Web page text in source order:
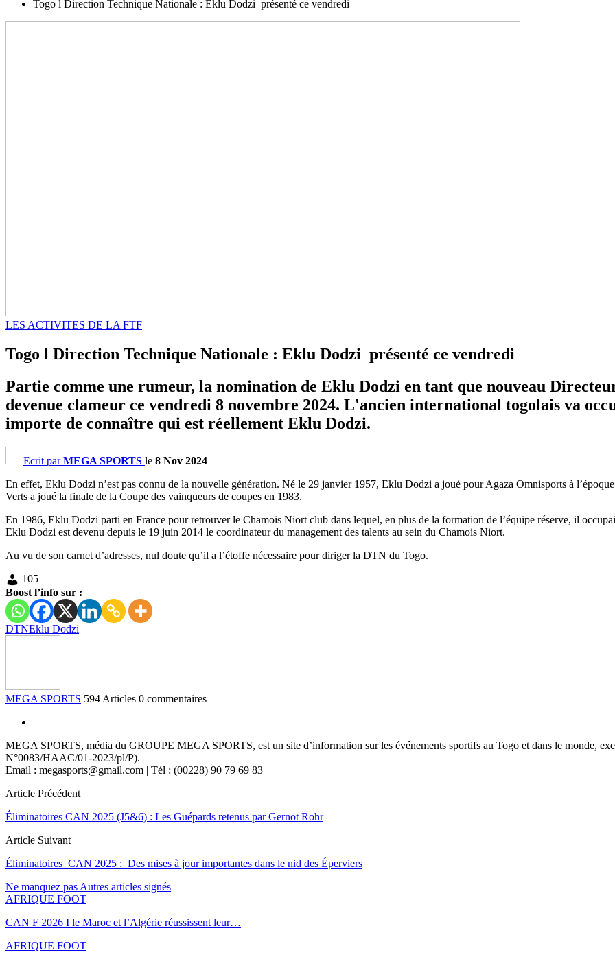
Togo l Direction Technique Nationale : Eklu Dodzi présenté ce vendredi
LES ACTIVITES DE LA FTF
Togo l Direction Technique Nationale : Eklu Dodzi présenté ce vendredi
Partie comme une rumeur, la nomination de Eklu Dodzi en tant que nouveau
devenue clameur ce vendredi 8 novembre 2024. L'ancien international togolais va
importe de connaître qui est réellement Eklu Dodzi.
Ecrit parMEGA SPORTS le 8 Nov 2024
En effet, Eklu Dodzi n’est pas connu de la nouvelle génération. Né le 29 janvier 1957, Eklu Dodzi a joué pour Agaza Omnisports à
Verts a joué la finale de la Coupe des vainqueurs de coupes en 1983.
En 1986, Eklu Dodzi parti en France pour retrouver le Chamois Niort club dans lequel, en plus de la formation de l’équipe réserve, il
Eklu Dodzi est devenu depuis le 19 juin 2014 le coordinateur du management des talents au sein du Chamois Niort.
Au vu de son carnet d’adresses, nul doute qu’il a l’étoffe nécessaire pour diriger la DTN du Togo.
105
Boost l’info sur :
DTNEklu Dodzi
MEGA SPORTS 594 Articles 0 commentaires
MEGA SPORTS, média du GROUPE MEGA SPORTS, est un site d’information sur les événements sportifs au Togo et dans le monde,
N°0083/HAAC/01-2023/pl/P).
Email : megasports@gmail.com | Tél : (00228) 90 79 69 83
Article Précédent
Éliminatoires CAN 2025 (J5&6) : Les Guépards retenus par Gernot Rohr
Article Suivant
Éliminatoires CAN 2025 : Des mises à jour importantes dans le nid des Éperviers
Ne manquez pas Autres articles signés
AFRIQUE FOOT
CAN F 2026 I le Maroc et l’Algérie réussissent leur…
AFRIQUE FOOT